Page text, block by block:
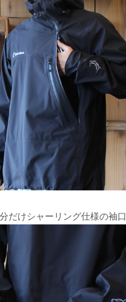
だけシャーリング仕様の袖口